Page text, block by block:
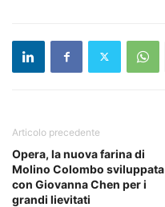
Articolo precedente
Opera, la nuova farina di
Molino Colombo sviluppata
con Giovanna Chen per i
grandi lievitati